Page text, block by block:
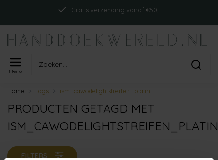
Gratis verzending vanaf €50,-
Menu
Home Tags ism_cawodelightstreifen_platin
PRODUCTEN GETAGD MET
ISM_CAWODELIGHTSTREIFEN_PLATIN
FILTERS